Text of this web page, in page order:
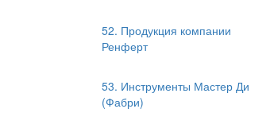
52. Продукция компании
Ренферт
53. Инструменты Мастер Ди
(Фабри)